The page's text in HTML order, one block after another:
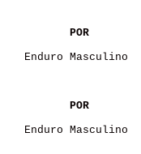
POR
Enduro Masculino
POR
Enduro Masculino